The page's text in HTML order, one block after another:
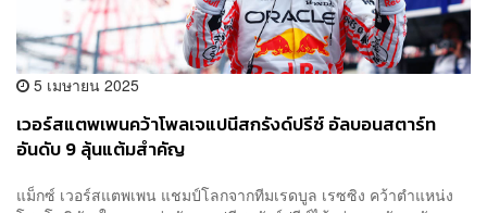
5 เมษายน 2025
เวอร์สแตพเพนคว้าโพลเจแปนีสกรังด์ปรีซ์ อัลบอนสตาร์ท
อันดับ 9 ลุ้นแต้มสำคัญ
แม็กซ์ เวอร์สแตพเพน แชมป์โลกจากทีมเรดบูล เรซซิง คว้าตำแหน่ง